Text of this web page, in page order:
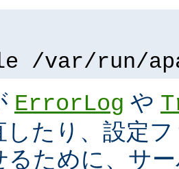
/var/run/
ErrorLog や
したり、設定
るために、サ